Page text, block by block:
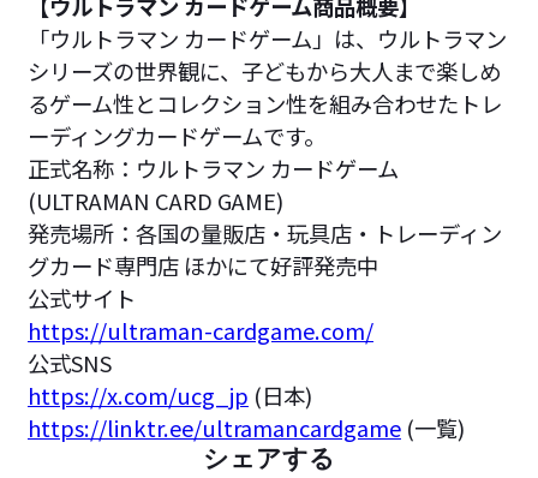
「ウルトラマン カードゲーム」は、ウルトラマン
シリーズの世界観に、子どもから大人まで楽しめ
るゲーム性とコレクション性を組み合わせたトレ
ーディングカードゲームです。
正式名称：ウルトラマン カードゲーム
(ULTRAMAN CARD GAME)
発売場所：各国の量販店・玩具店・トレーディン
グカード専門店 ほかにて好評発売中
公式サイト
https://ultraman-cardgame.com/
公式SNS
https://x.com/ucg_jp (日本)
https://linktr.ee/ultramancardgame(一覧)
シェアする